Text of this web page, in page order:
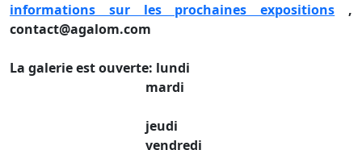
informations sur les prochaines expositions ,
contact@agalom.com
La galerie est ouverte: lundi
mardi
jeudi
vendredi